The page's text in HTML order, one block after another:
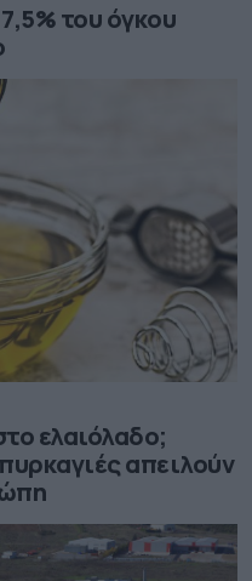
του όγκου
ελαιόλαδο;
απειλούν